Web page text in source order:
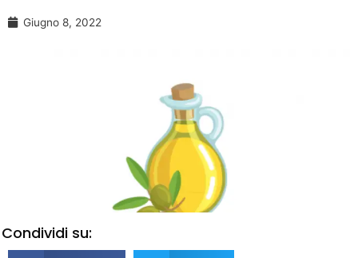
Giugno 8, 2022
Condividi su: